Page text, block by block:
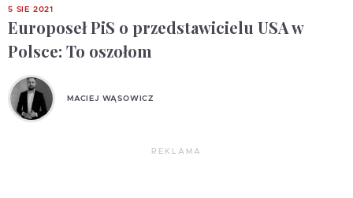
5 SIE 2021
Europoseł PiS o przedstawicielu USA w
Polsce: To oszołom
MACIEJ WĄSOWICZ
REKLAMA